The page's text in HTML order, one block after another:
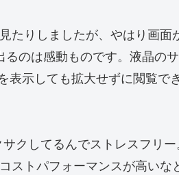
たりしましたが、やはり画面
のは感動ものです。液晶の
表示しても拡大せずに閲覧で
クしてるんでストレスフリ
ストパフォーマンスが高いな